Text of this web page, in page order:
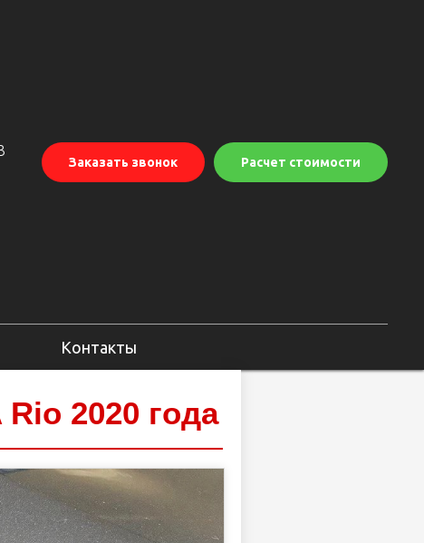
Заказать звонок Расчет стоимости
Контакты
2020 года